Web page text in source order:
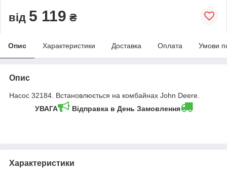
від 5 119 ₴
Опис Характеристики Доставка Оплата Умови
Опис
Насос 32184. Встановлюється на комбайнах John Deere.
УВАГА
Відправка в День Замовлення
Характеристики